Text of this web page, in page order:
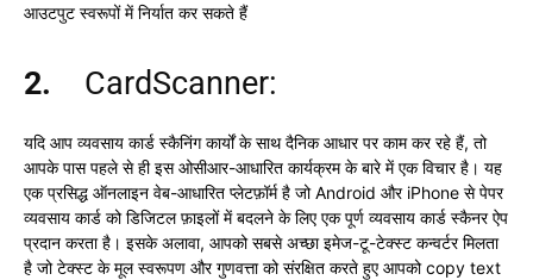
आउटपुट स्वरूपों में निर्यात कर सकते हैं
2. CardScanner:
यदि आप व्यवसाय कार्ड स्कैनिंग कार्यों के साथ दैनिक आधार पर काम कर रहे हैं, तो
आपके पास पहले से ही इस ओसीआर-आधारित कार्यक्रम के बारे में एक विचार है। यह
एक प्रसिद्ध ऑनलाइन वेब-आधारित प्लेटफ़ॉर्म है जो Android और iPhone से पेपर
व्यवसाय कार्ड को डिजिटल फ़ाइलों में बदलने के लिए एक पूर्ण व्यवसाय कार्ड स्कैनर ऐप
प्रदान करता है। इसके अलावा, आपको सबसे अच्छा इमेज-टू-टेक्स्ट कन्वर्टर मिलता
है जो टेक्स्ट के मूल स्वरूपण और गुणवत्ता को संरक्षित करते हुए आपको copy text